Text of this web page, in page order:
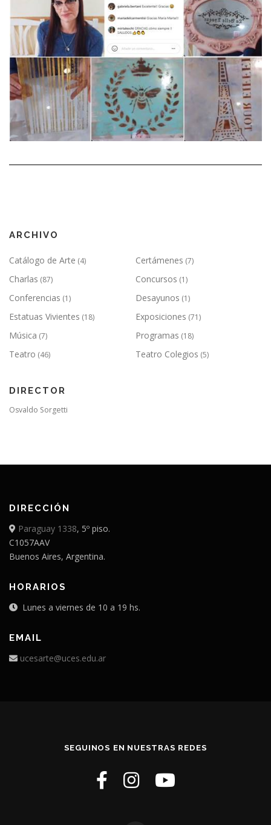
ARCHIVO
Catálogo de Arte (4) Certámenes (7)
Charlas (87) Concursos (1)
Conferencias (1) Desayunos (1)
Estatuas Vivientes (18) Exposiciones (71)
Música (7) Programas (18)
Teatro (46) Teatro Colegios (5)
DIRECTOR
Osvaldo Sorgetti
DIRECCIÓN
Paraguay 1338, 5º piso.
C1057AAV
Buenos Aires, Argentina.
HORARIOS
Lunes a viernes de 10 a 19 hs.
EMAIL
ucesarte@uces.edu.ar
SEGUINOS EN NUESTRAS REDES